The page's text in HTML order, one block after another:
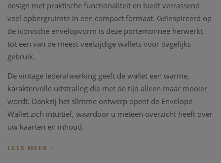
design met praktische functionaliteit en biedt verrassend
veel opbergruimte in een compact formaat. Geïnspireerd op
de iconische envelopvorm is deze portemonnee herwerkt
tot een van de meest veelzijdige wallets voor dagelijks
gebruik.
De vintage lederafwerking geeft de wallet een warme,
karaktervolle uitstraling die met de tijd alleen maar mooier
wordt. Dankzij het slimme ontwerp opent de Envelope
Wallet zich intuïtief, waardoor u meteen overzicht heeft over
uw kaarten en inhoud.
Ondanks het slanke profiel biedt deze wallet plaats aan tot 8